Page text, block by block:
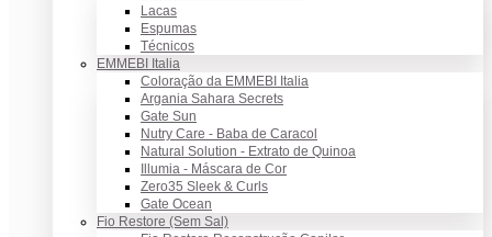
Lacas
Espumas
Técnicos
EMMEBI Italia
Coloração da EMMEBI Italia
Argania Sahara Secrets
Gate Sun
Nutry Care - Baba de Caracol
Natural Solution - Extrato de Quinoa
Illumia - Máscara de Cor
Zero35 Sleek & Curls
Gate Ocean
Fio Restore (Sem Sal)